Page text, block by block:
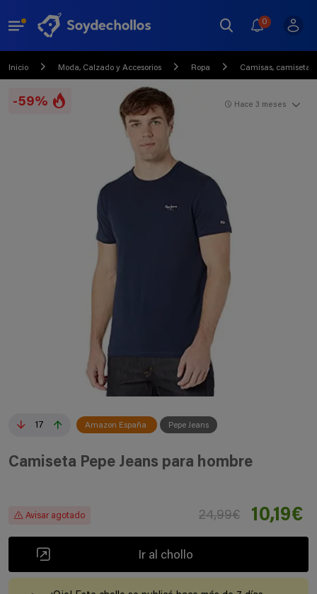
0
Inicio Moda, Calzado y Accesorios Ropa Camisas, camisetas,
-59%
17 Amazon España Pepe Jeans
Hace 3 meses
Camiseta Pepe Jeans para hombre
Avisar agotado 24,99€ 10,19€
Ir al chollo